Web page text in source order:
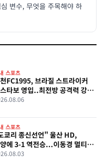
변수, 무엇을 주목해야 하
스포츠
FC1995, 브라질 스트라이커
타보 영입..최전방 공격력 강화
스포츠
쿄리 종신선언" 울산 HD,
에 3-1 역전승...이동경 멀티골
로 K리그1 2위 도약